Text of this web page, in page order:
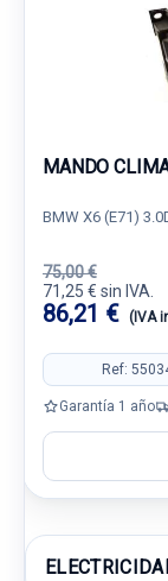
MANDO
BMW X6 (E71)
75,00 €
71,25 € sin IVA.
86,21 € (IVA
Ref:
Garantía 1 año